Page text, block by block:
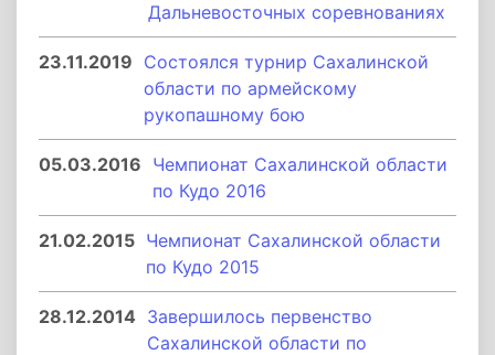
Дальневосточных соревнованиях
23.11.2019 Состоялся турнир Сахалинской
области по армейскому
рукопашному бою
05.03.2016 Чемпионат Сахалинской области
по Кудо 2016
21.02.2015 Чемпионат Сахалинской области
по Кудо 2015
28.12.2014 Завершилось первенство
Сахалинской области по